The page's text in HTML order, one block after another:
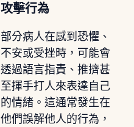
攻擊行為
部分病人在感到恐懼、
不安或受挫時，可能會
透過語言指責、推擠甚
至揮手打人來表達自己
的情緒。這通常發生在
他們誤解他人的行為，